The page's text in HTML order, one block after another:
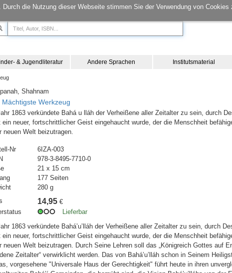
die Nutzung dieser Webseite stimmen Sie der Verwendung von Cookies
& Jugendliteratur Andere Sprachen Institutsmaterial
Shahnam
Mächtigste Werkzeug
1863 verkündete Bahá u lláh der Verheißene aller Zeitalter zu sein, durch
ein neuer, fortschrittlicher Geist eingehaucht wurde, der die Menschheit
neuen Welt beizutragen.
Nr
6IZA-003
978-3-8495-7710-0
21 x 15 cm
177 Seiten
280 g
14,95 €
Lieferbar
1863 verkündete Bahá’u’lláh der Verheißene aller Zeitalter zu sein, durch
ein neuer, fortschrittlicher Geist eingehaucht wurde, der die Menschheit
neuen Welt beizutragen. Durch Seine Lehren soll das „Königreich Gottes auf
Zeitalter“ verwirklicht werden. Das von Bahá’u’lláh schon in Seinem
vorgesehene "Universale Haus der Gerechtigkeit" führt heute in ihren